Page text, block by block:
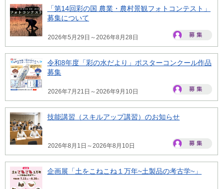
「第14回彩の国 農業・農村景観フォトコンテスト」
募集について
2026年5月29日～2026年8月28日
令和8年度「彩の水だより」ポスターコンクール作品
募集
2026年7月21日～2026年9月10日
技能講習（スキルアップ講習）のお知らせ
2026年8月1日～2026年8月10日
企画展「土をこねこね１万年~土製品の考古学~」